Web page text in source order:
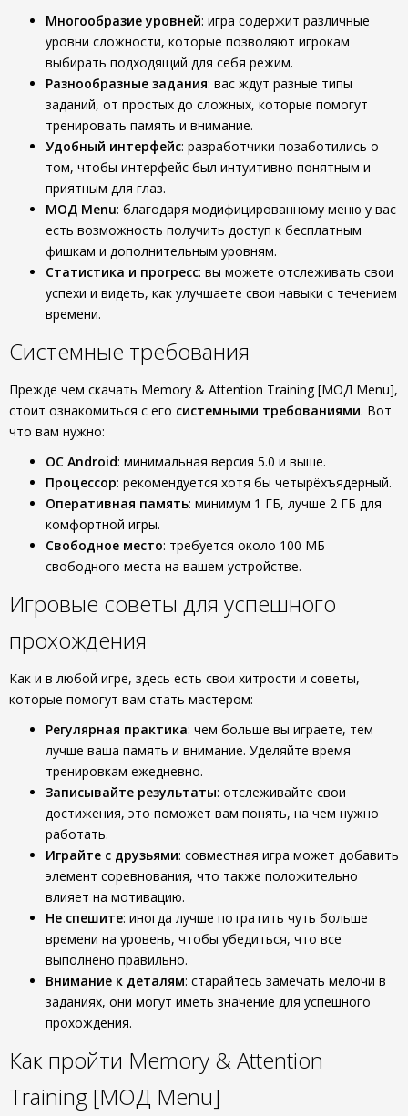
Многообразие уровней: игра содержит различные
уровни сложности, которые позволяют игрокам
выбирать подходящий для себя режим.
Разнообразные задания: вас ждут разные типы
заданий, от простых до сложных, которые помогут
тренировать память и внимание.
Удобный интерфейс: разработчики позаботились о
том, чтобы интерфейс был интуитивно понятным и
приятным для глаз.
МОД Menu: благодаря модифицированному меню у вас
есть возможность получить доступ к бесплатным
фишкам и дополнительным уровням.
Статистика и прогресс: вы можете отслеживать свои
успехи и видеть, как улучшаете свои навыки с течением
времени.
Системные требования
Прежде чем скачать Memory & Attention Training [МОД Menu],
стоит ознакомиться с его системными требованиями. Вот
что вам нужно:
ОС Android: минимальная версия 5.0 и выше.
Процессор: рекомендуется хотя бы четырёхъядерный.
Оперативная память: минимум 1 ГБ, лучше 2 ГБ для
комфортной игры.
Свободное место: требуется около 100 МБ
свободного места на вашем устройстве.
Игровые советы для успешного
прохождения
Как и в любой игре, здесь есть свои хитрости и советы,
которые помогут вам стать мастером:
Регулярная практика: чем больше вы играете, тем
лучше ваша память и внимание. Уделяйте время
тренировкам ежедневно.
Записывайте результаты: отслеживайте свои
достижения, это поможет вам понять, на чем нужно
работать.
Играйте с друзьями: совместная игра может добавить
элемент соревнования, что также положительно
влияет на мотивацию.
Не спешите: иногда лучше потратить чуть больше
времени на уровень, чтобы убедиться, что все
выполнено правильно.
Внимание к деталям: старайтесь замечать мелочи в
заданиях, они могут иметь значение для успешного
прохождения.
Как пройти Memory & Attention
Training [МОД Menu]